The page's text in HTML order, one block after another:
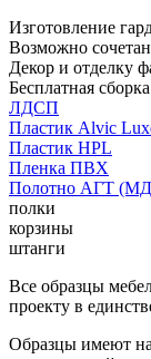
Изготовление
Возможно
Декор и отделку
Бесплатная
ЛДСП
Пластик Alvic
Пластик HPL
Пленка ПВХ
Полотно АГТ
полки
корзины
штанги
Все образцы
проекту в
Образцы имеют